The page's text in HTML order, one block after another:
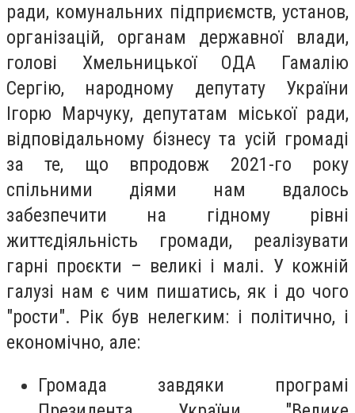
ради, комунальних підприємств, установ,
організацій, органам державної влади,
голові Хмельницької ОДА Гамалію
Сергію, народному депутату України
Ігорю Марчуку, депутатам міської ради,
відповідальному бізнесу та усій громаді
за те, що впродовж 2021-го року
спільними діями нам вдалось
забезпечити на гідному рівні
життєдіяльність громади, реалізувати
гарні проєкти – великі і малі. У кожній
галузі нам є чим пишатись, як і до чого
"рости". Рік був нелегким: і політично, і
економічно, але:
Громада завдяки програмі